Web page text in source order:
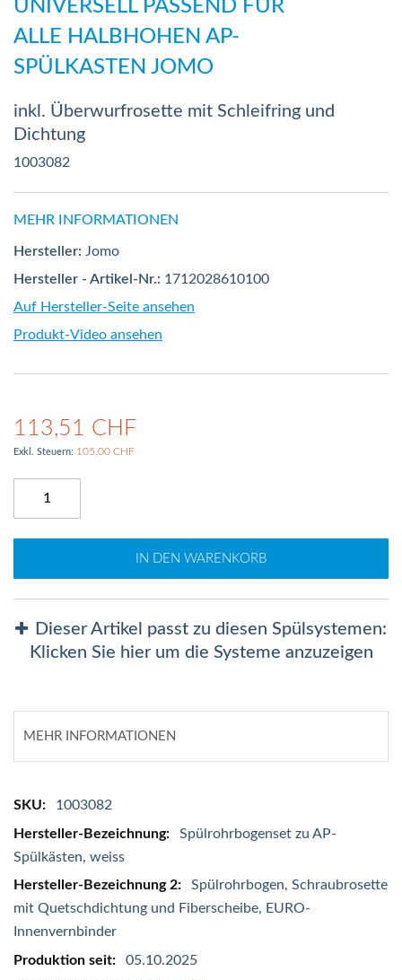
UNIVERSELL PASSEND FÜR
ALLE HALBHOHEN AP-
SPÜLKASTEN JOMO
inkl. Überwurfrosette mit Schleifring und
Dichtung
1003082
MEHR INFORMATIONEN
Hersteller: Jomo
Hersteller - Artikel-Nr.: 1712028610100
Auf Hersteller-Seite ansehen
Produkt-Video ansehen
113,51 CHF
105,00 CHF
IN DEN WARENKORB
Bildergalerie
springen
Dieser Artikel passt zu diesen Spülsystemen:
Klicken Sie hier um die Systeme anzuzeigen
MEHR INFORMATIONEN
Mehr
Informationen
1003082
Spülrohrbogenset zu AP-
Spülkästen, weiss
Spülrohrbogen, Schraubrosette
mit Quetschdichtung und Fiberscheibe, EURO-
Innenvernbinder
05.10.2025